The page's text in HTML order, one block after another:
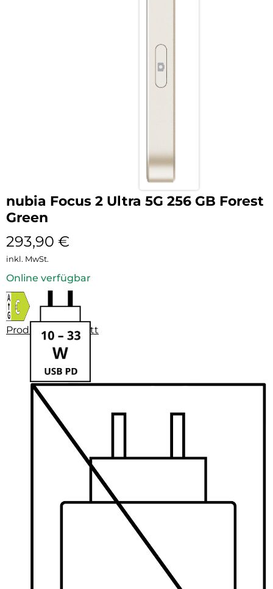
nubia Focus 2 Ultra 5G 256 GB Forest
Green
293,90 €
inkl. MwSt.
Online verfügbar
Produktdatenblatt